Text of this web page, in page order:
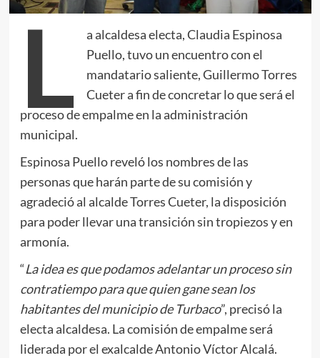
L
a alcaldesa electa, Claudia Espinosa
Puello, tuvo un encuentro con el
mandatario saliente, Guillermo Torres
Cueter a fin de concretar lo que será el
proceso de empalme en la administración
municipal.
Espinosa Puello reveló los nombres de las
personas que harán parte de su comisión y
agradeció al alcalde Torres Cueter, la disposición
para poder llevar una transición sin tropiezos y en
armonía.
“La idea es que podamos adelantar un proceso sin
contratiempo para que quien gane sean los
habitantes del municipio de Turbaco”, precisó la
electa alcaldesa. La comisión de empalme será
liderada por el exalcalde Antonio Víctor Alcalá.